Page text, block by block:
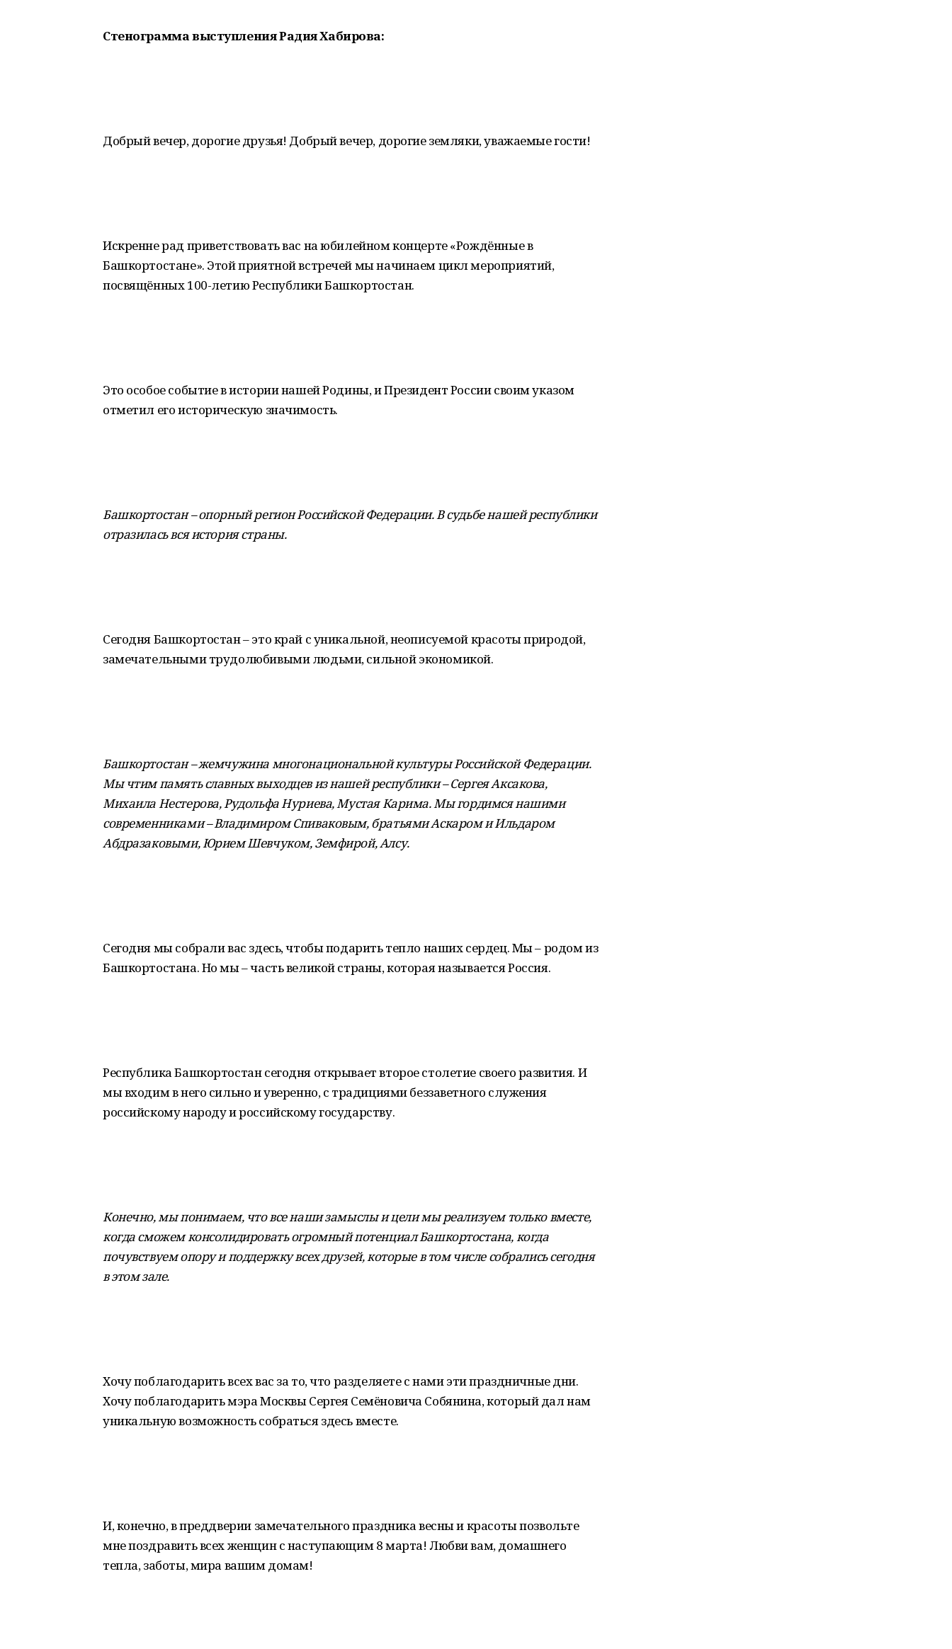
Стенограмма выступления Радия Хабирова:
Добрый вечер, дорогие друзья! Добрый вечер, дорогие земляки, уважаемые гости!
Искренне рад приветствовать вас на юбилейном концерте «Рождённые в
Башкортостане». Этой приятной встречей мы начинаем цикл мероприятий,
посвящённых 100-летию Республики Башкортостан.
Это особое событие в истории нашей Родины, и Президент России своим указом
отметил его историческую значимость.
Башкортостан – опорный регион Российской Федерации. В судьбе нашей республики
отразилась вся история страны.
Сегодня Башкортостан – это край с уникальной, неописуемой красоты природой,
замечательными трудолюбивыми людьми, сильной экономикой.
Башкортостан – жемчужина многонациональной культуры Российской Федерации.
Мы чтим память славных выходцев из нашей республики – Сергея Аксакова,
Михаила Нестерова, Рудольфа Нуриева, Мустая Карима. Мы гордимся нашими
современниками – Владимиром Спиваковым, братьями Аскаром и Ильдаром
Абдразаковыми, Юрием Шевчуком, Земфирой, Алсу.
Сегодня мы собрали вас здесь, чтобы подарить тепло наших сердец. Мы – родом из
Башкортостана. Но мы – часть великой страны, которая называется Россия.
Республика Башкортостан сегодня открывает второе столетие своего развития. И
мы входим в него сильно и уверенно, с традициями беззаветного служения
российскому народу и российскому государству.
Конечно, мы понимаем, что все наши замыслы и цели мы реализуем только вместе,
когда сможем консолидировать огромный потенциал Башкортостана, когда
почувствуем опору и поддержку всех друзей, которые в том числе собрались сегодня
в этом зале.
Хочу поблагодарить всех вас за то, что разделяете с нами эти праздничные дни.
Хочу поблагодарить мэра Москвы Сергея Семёновича Собянина, который дал нам
уникальную возможность собраться здесь вместе.
И, конечно, в преддверии замечательного праздника весны и красоты позвольте
мне поздравить всех женщин с наступающим 8 марта! Любви вам, домашнего
тепла, заботы, мира вашим домам!